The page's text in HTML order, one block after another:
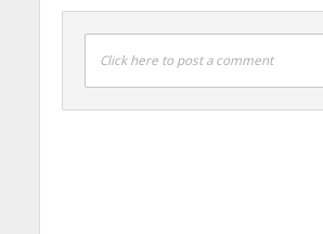
Click here to post a comment